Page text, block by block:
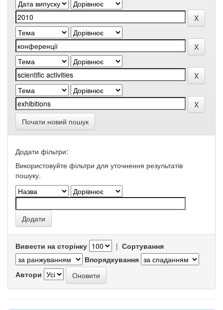
Почати новий пошук
Додати фільтри:
Використовуйте фільтри для уточнення результатів
пошуку.
Вивести на сторінку | Сортування
Впорядкування
Автори